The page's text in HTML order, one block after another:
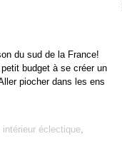
du sud de la France!
budget à se créer un
piocher dans les ens
intérieur éclectique,